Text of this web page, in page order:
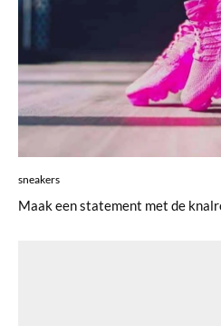
sneakers
Maak een statement met de